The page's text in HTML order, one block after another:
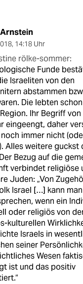
, 14:18 Uhr
rölke-sommer:
Funde
Israeliten von den
abstammen
Die lebten
Ihr Begriff
eingeengt, daher
noch immer nicht
Alles weitere guckst
Bezug auf die
verbindet religiöse
Juden: „Von
Israel […] kann
wenn ein
oder religiös von
kulturellen
Israels in
seiner
Wesen
ist und das positiv